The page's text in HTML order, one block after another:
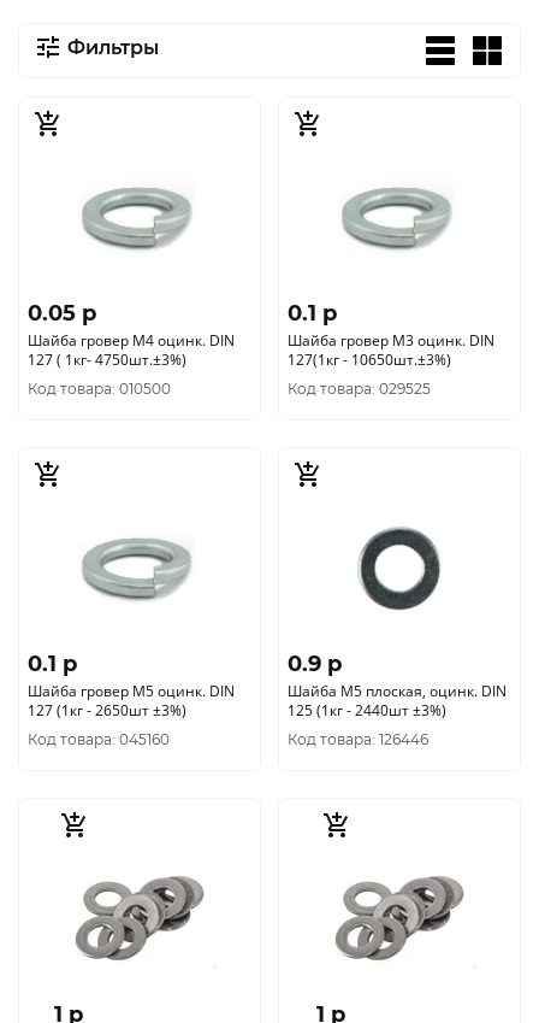
Фильтры
0.05 p
Шайба гровер М4 оцинк. DIN
127 ( 1кг- 4750шт.±3%)
Код товара: 010500
0.1 p
Шайба гровер М3 оцинк. DIN
127(1кг - 10650шт.±3%)
Код товара: 029525
0.1 p
Шайба гровер М5 оцинк. DIN
127 (1кг - 2650шт ±3%)
Код товара: 045160
0.9 p
Шайба М5 плоская, оцинк. DIN
125 (1кг - 2440шт ±3%)
Код товара: 126446
1 p 1 p